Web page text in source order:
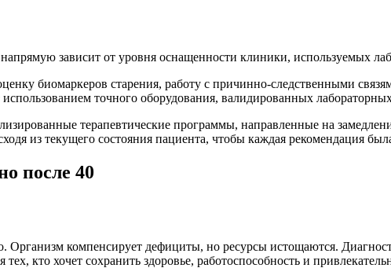
зависит от уровня оснащенности клиники, используемых
биомаркеров старения, работу с причинно-следственными
точного оборудования, валидированных
терапевтические программы, направленные на
из текущего состояния пациента, чтобы каждая рекомендация
после 40
компенсирует дефициты, но ресурсы истощаются.
кто хочет сохранить здоровье, работоспособность и